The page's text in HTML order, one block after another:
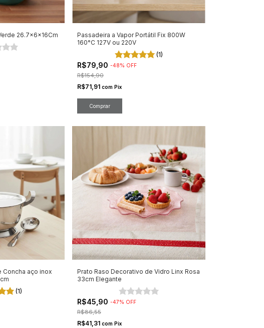
26.7x6x16Cm
Passadeira a Vapor Portátil Fix 800W
160°C 127V ou 220V
(1)
R$79,90 -48% OFF
R$154,90
R$71,91 com Pix
Comprar
Concha aço inox
(1)
Prato Raso Decorativo de Vidro Linx Rosa
33cm Elegante
R$45,90 -47% OFF
R$86,55
R$41,31 com Pix